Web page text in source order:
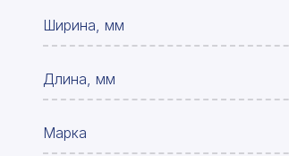
Ширина, мм
Длина, мм
Марка